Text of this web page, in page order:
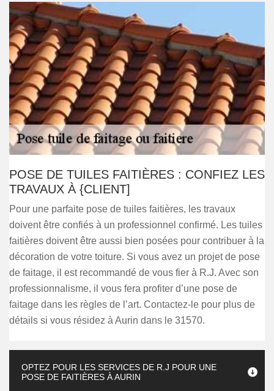
POSE DE TUILES FAITIÈRES : CONFIEZ LES
TRAVAUX À {CLIENT]
Pour une parfaite pose de tuiles faitières, les travaux
doivent être confiés à un professionnel confirmé. Les tuiles
faitières doivent être aussi bien posées pour contribuer à la
décoration de votre toiture. Si vous avez un projet de pose
de faitage, il est recommandé de vous fier à R.J. Avec son
professionnalisme, il vous fera profiter d’une pose de
faitage dans les règles de l’art. Contactez-le pour plus de
détails si vous résidez à Aurin dans le 31570.
OPTEZ POUR LES SERVICES DE R.J POUR UNE
POSE DE FAITIÈRES À AURIN